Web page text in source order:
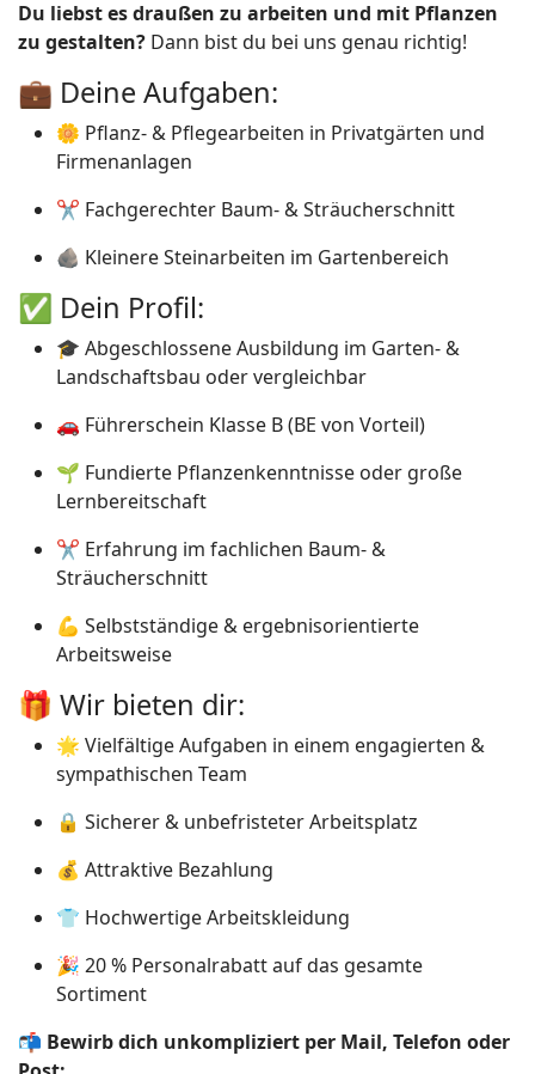
Du liebst es draußen zu arbeiten und mit Pflanzen
zu gestalten? Dann bist du bei uns genau richtig!
💼 Deine Aufgaben:
🌼 Pflanz- & Pflegearbeiten in Privatgärten und
Firmenanlagen
✂️ Fachgerechter Baum- & Sträucherschnitt
🪨 Kleinere Steinarbeiten im Gartenbereich
✅ Dein Profil:
🎓 Abgeschlossene Ausbildung im Garten- &
Landschaftsbau oder vergleichbar
🚗 Führerschein Klasse B (BE von Vorteil)
🌱 Fundierte Pflanzenkenntnisse oder große
Lernbereitschaft
✂️ Erfahrung im fachlichen Baum- &
Sträucherschnitt
💪 Selbstständige & ergebnisorientierte
Arbeitsweise
🎁 Wir bieten dir:
🌟 Vielfältige Aufgaben in einem engagierten &
sympathischen Team
🔒 Sicherer & unbefristeter Arbeitsplatz
💰 Attraktive Bezahlung
👕 Hochwertige Arbeitskleidung
🎉 20 % Personalrabatt auf das gesamte
Sortiment
📬 Bewirb dich unkompliziert per Mail, Telefon oder